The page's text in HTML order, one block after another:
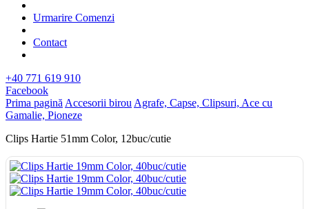
Urmarire Comenzi
Contact
+40 771 619 910
Facebook
Prima pagină Accesorii birou Agrafe, Capse, Clipsuri, Ace cu
Gamalie, Pioneze
Clips Hartie 51mm Color, 12buc/cutie